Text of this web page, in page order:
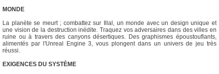
MONDE
La planète se meurt ; combattez sur Illal, un monde avec un design unique et
une vision de la destruction inédite. Traquez vos adversaires dans des villes en
ruine ou à travers des canyons désertiques. Des graphismes époustouflants,
alimentés par l'Unreal Engine 3, vous plongent dans un univers de jeu très
réussi.
EXIGENCES DU SYSTÈME